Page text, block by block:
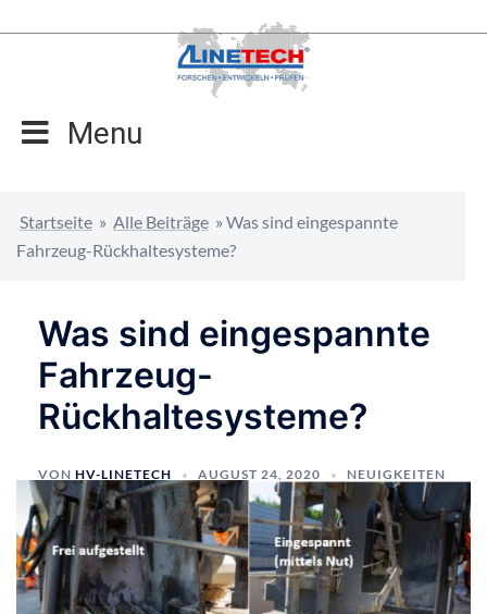
Inhalt
Menu
Startseite » Alle Beiträge » Was sind eingespannte
Fahrzeug-Rückhaltesysteme?
Was sind eingespannte
Fahrzeug-
Rückhaltesysteme?
VON HV-LINETECH AUGUST 24, 2020 NEUIGKEITEN